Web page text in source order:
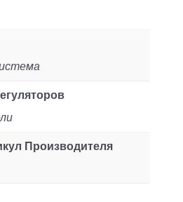
Производителя